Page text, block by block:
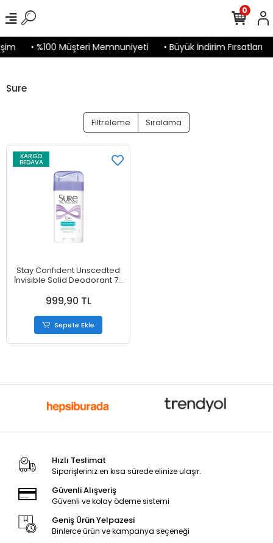
• %100 Müşteri Memnuniyeti • Büyük İndirim Fırsatları
0
Sure
Filtreleme Sıralama
KARGO
BEDAVA
Stay Confıdent Unscedted
İnvisible Solid Deodorant 73
999,90 TL
Sepete Ekle
Hızlı Teslimat
Siparişleriniz en kısa sürede elinize ulaşır.
Güvenli Alışveriş
Güvenli ve kolay ödeme sistemi
Geniş Ürün Yelpazesi
Binlerce ürün ve kampanya seçeneği